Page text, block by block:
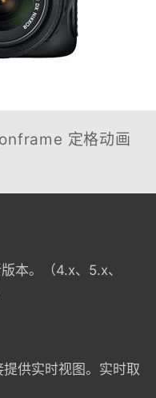
定格动画
本。（4.x、5.x、
供实时视图。实时取